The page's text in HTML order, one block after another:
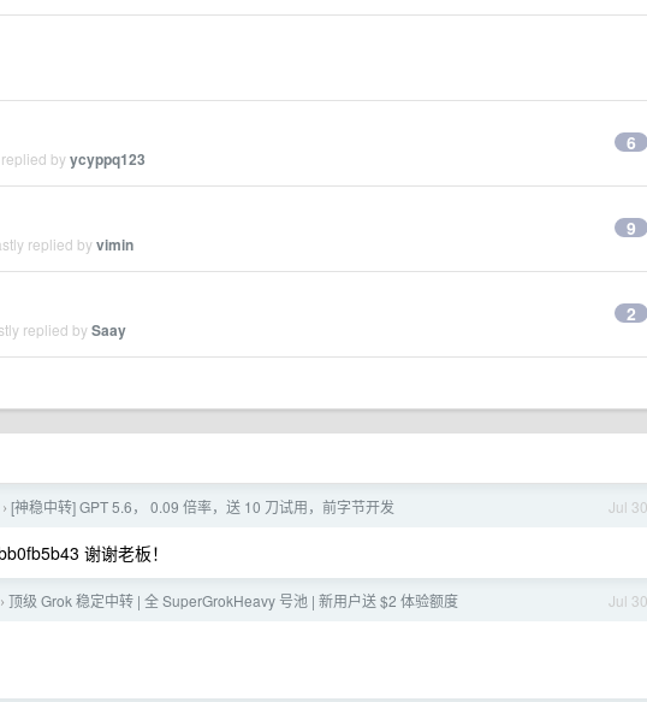
byycyppq123
6
replied byvimin
9
replied bySaay
2
Jul 30
› [神稳中转] GPT 5.6， 0.09 倍率，送 10 刀试用，前字节开发
谢谢老板！
Jul 30
› 顶级 Grok 稳定中转 | 全 SuperGrokHeavy 号池 | 新用户送 $2 体验额度